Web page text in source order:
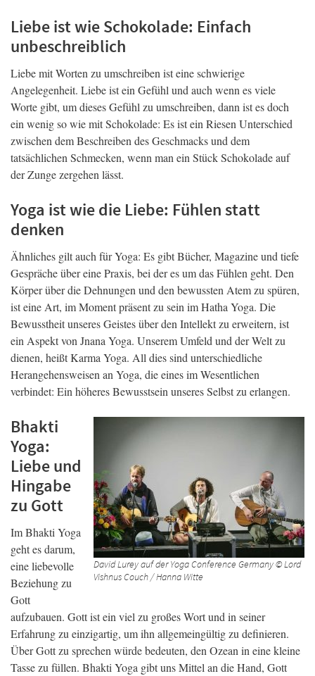
Liebe ist wie Schokolade: Einfach
unbeschreiblich
Liebe mit Worten zu umschreiben ist eine schwierige
Angelegenheit. Liebe ist ein Gefühl und auch wenn es viele
Worte gibt, um dieses Gefühl zu umschreiben, dann ist es doch
ein wenig so wie mit Schokolade: Es ist ein Riesen Unterschied
zwischen dem Beschreiben des Geschmacks und dem
tatsächlichen Schmecken, wenn man ein Stück Schokolade auf
der Zunge zergehen lässt.
Yoga ist wie die Liebe: Fühlen statt
denken
Ähnliches gilt auch für Yoga: Es gibt Bücher, Magazine und tiefe
Gespräche über eine Praxis, bei der es um das Fühlen geht. Den
Körper über die Dehnungen und den bewussten Atem zu spüren,
ist eine Art, im Moment präsent zu sein im Hatha Yoga. Die
Bewusstheit unseres Geistes über den Intellekt zu erweitern, ist
ein Aspekt von Jnana Yoga. Unserem Umfeld und der Welt zu
dienen, heißt Karma Yoga. All dies sind unterschiedliche
Herangehensweisen an Yoga, die eines im Wesentlichen
verbindet: Ein höheres Bewusstsein unseres Selbst zu erlangen.
David Lurey auf der Yoga Conference Germany © Lord
Vishnus Couch / Hanna Witte
Bhakti
Yoga:
Liebe und
Hingabe
zu Gott
Im Bhakti Yoga
geht es darum,
eine liebevolle
Beziehung zu
Gott
aufzubauen. Gott ist ein viel zu großes Wort und in seiner
Erfahrung zu einzigartig, um ihn allgemeingültig zu definieren.
Über Gott zu sprechen würde bedeuten, den Ozean in eine kleine
Tasse zu füllen. Bhakti Yoga gibt uns Mittel an die Hand, Gott